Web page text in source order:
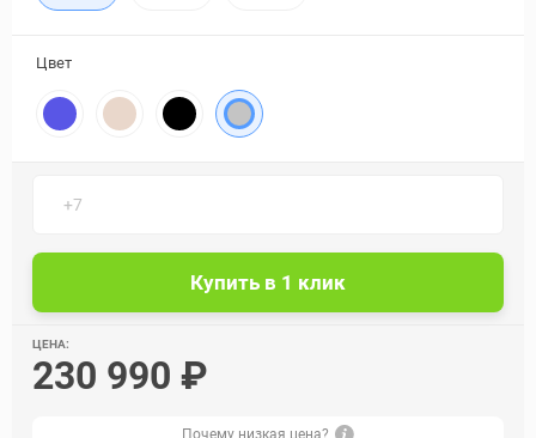
Цвет
ЦЕНА:
230 990 ₽
Почему низкая цена?